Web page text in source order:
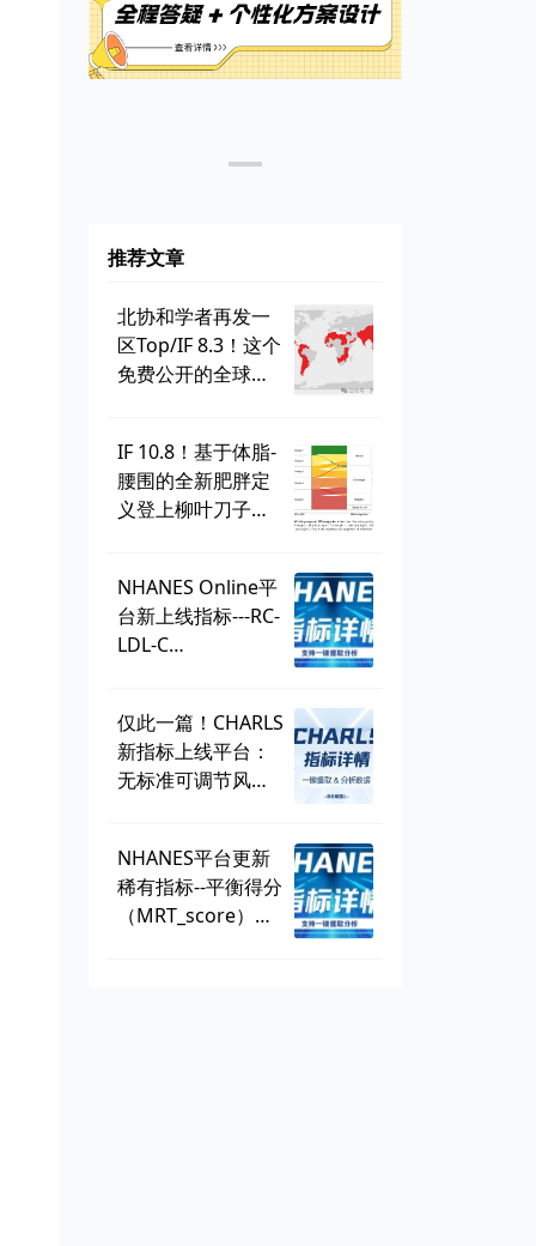
推荐文章
北协和学者再发一
区Top/IF 8.3！这个
免费公开的全球学
IF 10.8！基于体脂-
腰围的全新肥胖定
义登上柳叶刀子
总
NHANES Online平
台新上线指标---RC-
LDL-C
仅此一篇！CHARLS
新指标上线平台：
无标准可调节风险
NHANES平台更新
稀有指标--平衡得分
（MRT_score），